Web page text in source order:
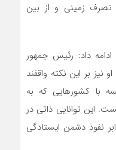
تصرف زمینی و از بین
داد: رئیس جمهور
بر این نکته واقفند
با کشورهایی که به
این توانایی ذاتی در
نفوذ دشمن ایستادگی